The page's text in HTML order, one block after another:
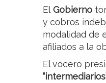
El Gobierno
y cobros
modalidad de
afiliados a la
El vocero